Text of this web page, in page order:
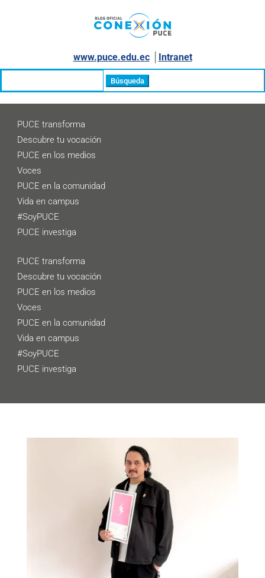
www.puce.edu.ec│ Intranet
PUCE transforma
Descubre tu vocación
PUCE en los medios
Voces
PUCE en la comunidad
Vida en campus
#SoyPUCE
PUCE investiga
PUCE transforma
Descubre tu vocación
PUCE en los medios
Voces
PUCE en la comunidad
Vida en campus
#SoyPUCE
PUCE investiga